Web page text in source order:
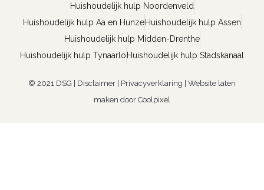
Huishoudelijk hulp Noordenveld
Huishoudelijk hulp Aa en Hunze Huishoudelijk hulp Assen
Huishoudelijk hulp Midden-Drenthe
Huishoudelijk hulp Tynaarlo Huishoudelijk hulp Stadskanaal
© 2021 DSG | Disclaimer Privacyverklaring
Website laten
maken door Coolpixel